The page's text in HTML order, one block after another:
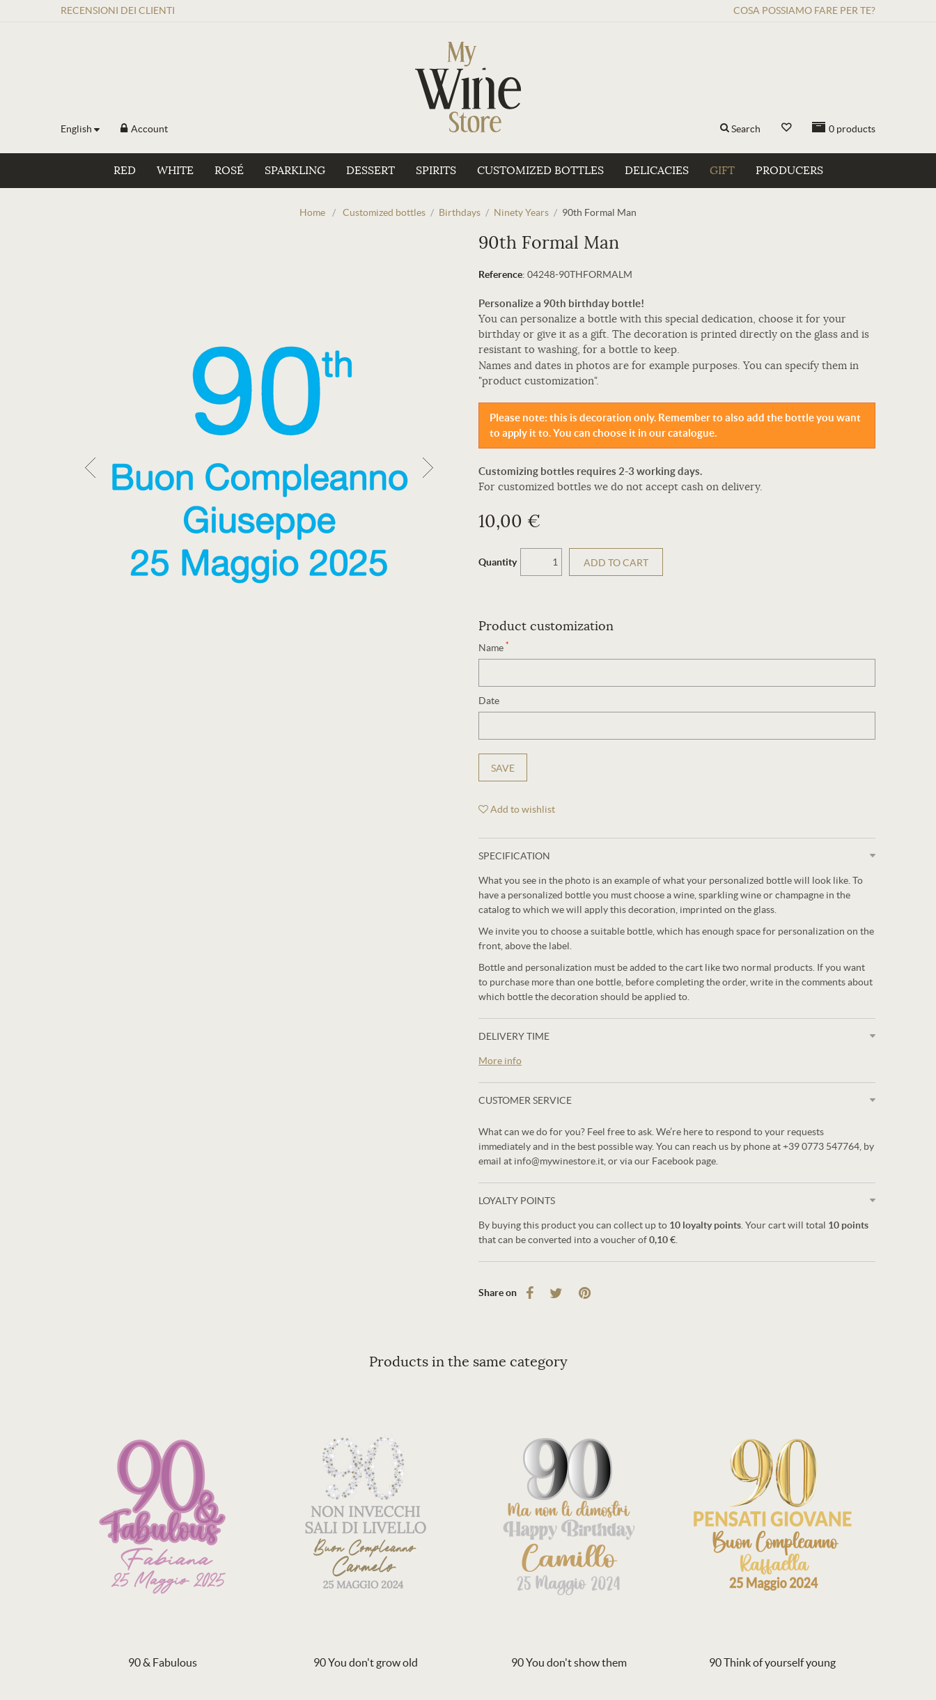
RECENSIONI DEI CLIENTI COSA POSSIAMO FARE PER TE?
English Account 0 products
Search
RED WHITE ROSÉ SPARKLING DESSERT SPIRITS CUSTOMIZED BOTTLES DELICACIES GIFT PRODUCERS
Home / Customized bottles / Birthdays / Ninety Years / 90th Formal Man
90th Formal Man
Reference: 04248-90THFORMALM
Personalize a 90th birthday bottle!
You can personalize a bottle with this special dedication, choose it for your
birthday or give it as a gift. The decoration is printed directly on the glass and is
resistant to washing, for a bottle to keep.
Names and dates in photos are for example purposes. You can specify them in
"product customization".
Please note: this is decoration only. Remember to also add the bottle you want
to apply it to. You can choose it in our catalogue.
Customizing bottles requires 2-3 working days.
For customized bottles we do not accept cash on delivery.
10,00 €
Quantity ADD TO CART
Product customization
Name *
Date
SAVE
Add to wishlist
SPECIFICATION
What you see in the photo is an example of what your personalized bottle will look like. To
have a personalized bottle you must choose a wine, sparkling wine or champagne in the
catalog to which we will apply this decoration, imprinted on the glass.
We invite you to choose a suitable bottle, which has enough space for personalization on the
front, above the label.
Bottle and personalization must be added to the cart like two normal products. If you want
to purchase more than one bottle, before completing the order, write in the comments about
which bottle the decoration should be applied to.
DELIVERY TIME
More info
CUSTOMER SERVICE
What can we do for you? Feel free to ask. We’re here to respond to your requests
immediately and in the best possible way. You can reach us by phone at +39 0773 547764, by
email at info@mywinestore.it, or via our Facebook page.
LOYALTY POINTS
By buying this product you can collect up to 10 loyalty points . Your cart will total 10 points
that can be converted into a voucher of0,10 €
Share on
Products in the same category
90 & Fabulous 90 You don't grow old 90 You don't show them 90 Think of yourself young